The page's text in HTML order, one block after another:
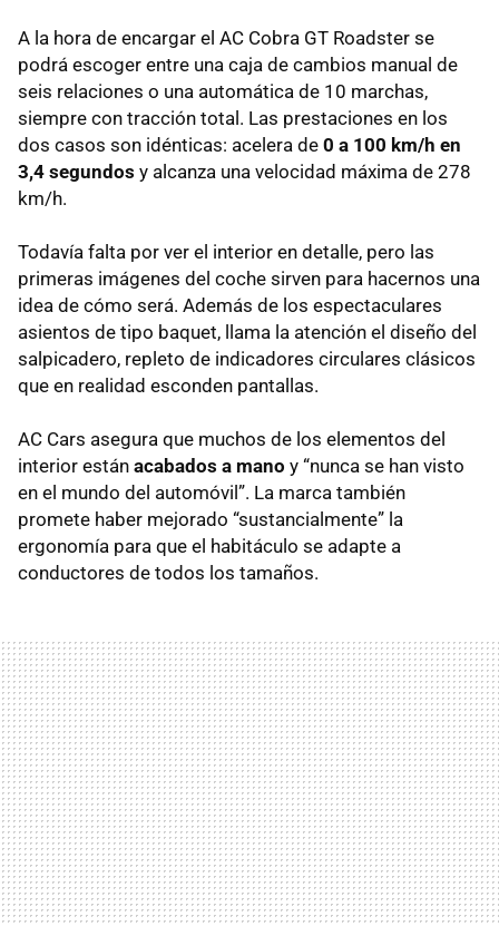
A la hora de encargar el AC Cobra GT Roadster se
podrá escoger entre una caja de cambios manual de
seis relaciones o una automática de 10 marchas,
siempre con tracción total. Las prestaciones en los
dos casos son idénticas: acelera de 0 a 100 km/h en
3,4 segundos y alcanza una velocidad máxima de 278
km/h.
Todavía falta por ver el interior en detalle, pero las
primeras imágenes del coche sirven para hacernos una
idea de cómo será. Además de los espectaculares
asientos de tipo baquet, llama la atención el diseño del
salpicadero, repleto de indicadores circulares clásicos
que en realidad esconden pantallas.
AC Cars asegura que muchos de los elementos del
interior están acabados a mano y “nunca se han visto
en el mundo del automóvil”. La marca también
promete haber mejorado “sustancialmente” la
ergonomía para que el habitáculo se adapte a
conductores de todos los tamaños.